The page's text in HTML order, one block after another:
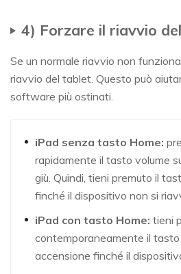
4) Forzare il riavvio
Se un normale riavvio non
riavvio del tablet. Questo può
software più ostinati.
iPad senza tasto Home:
rapidamente il tasto volume
giù. Quindi, tieni premuto il
finché il dispositivo non si
iPad con tasto Home: tieni
contemporaneamente il
accensione finché il